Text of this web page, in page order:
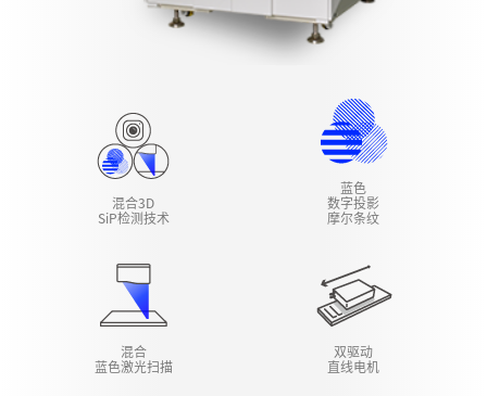
混合3D
SiP检测技术
蓝色
数字投影
摩尔条纹
混合
蓝色激光扫描
双驱动
直线电机